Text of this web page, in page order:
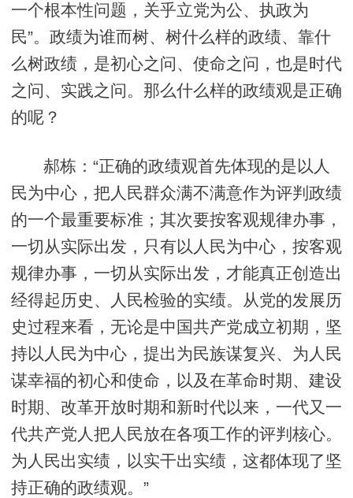
一个根本性问题，关乎立党为公、执政为
民”。政绩为谁而树、树什么样的政绩、靠什
么树政绩，是初心之问、使命之问，也是时代
之问、实践之问。那么什么样的政绩观是正确
的呢？
郝栋：“正确的政绩观首先体现的是以人
民为中心，把人民群众满不满意作为评判政绩
的一个最重要标准；其次要按客观规律办事，
一切从实际出发，只有以人民为中心，按客观
规律办事，一切从实际出发，才能真正创造出
经得起历史、人民检验的实绩。从党的发展历
史过程来看，无论是中国共产党成立初期，坚
持以人民为中心，提出为民族谋复兴、为人民
谋幸福的初心和使命，以及在革命时期、建设
时期、改革开放时期和新时代以来，一代又一
代共产党人把人民放在各项工作的评判核心。
为人民出实绩，以实干出实绩，这都体现了坚
持正确的政绩观。”